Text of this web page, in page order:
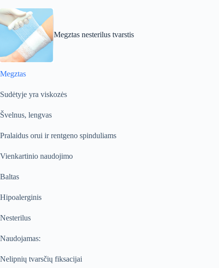
Megztas nesterilus tvarstis
Megztas
Sudėtyje yra viskozės
Švelnus, lengvas
Pralaidus orui ir rentgeno spinduliams
Vienkartinio naudojimo
Baltas
Hipoalerginis
Nesterilus
Naudojamas:
Nelipnių tvarsčių fiksacijai